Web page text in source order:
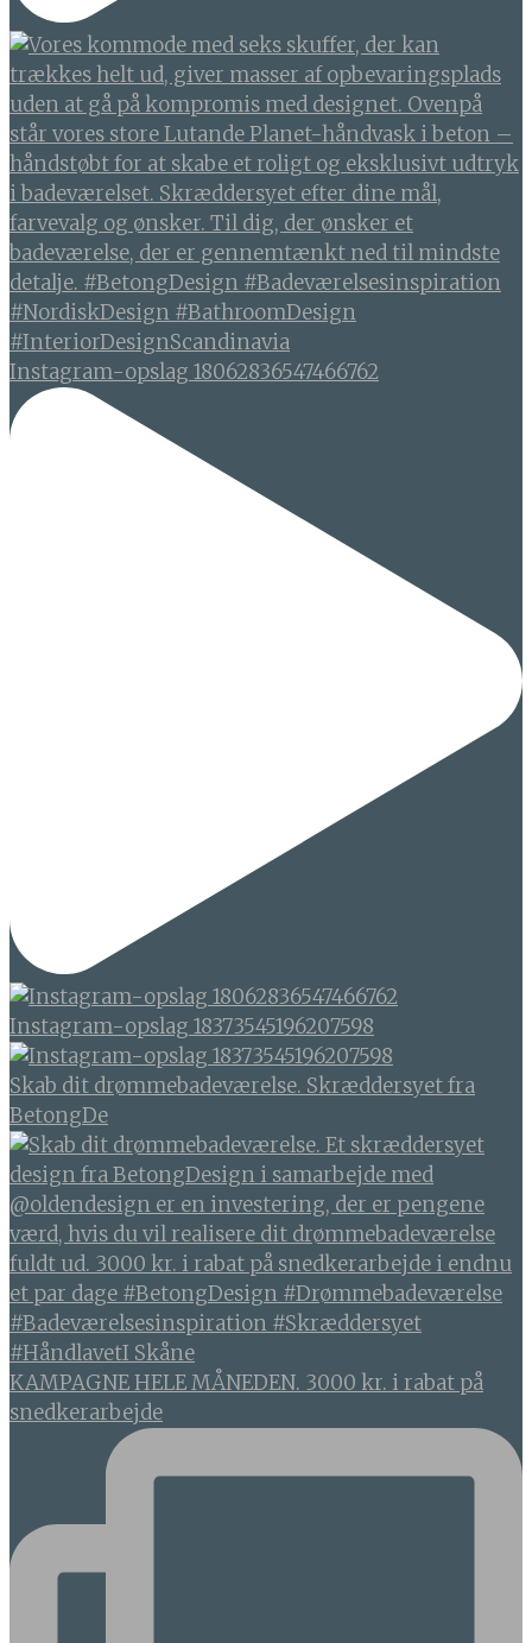
Instagram-opslag 18062836547466762
Instagram-opslag 18373545196207598
Skab dit drømmebadeværelse. Skræddersyet fra
BetongDe
KAMPAGNE HELE MÅNEDEN. 3000 kr. i rabat på
snedkerarbejde